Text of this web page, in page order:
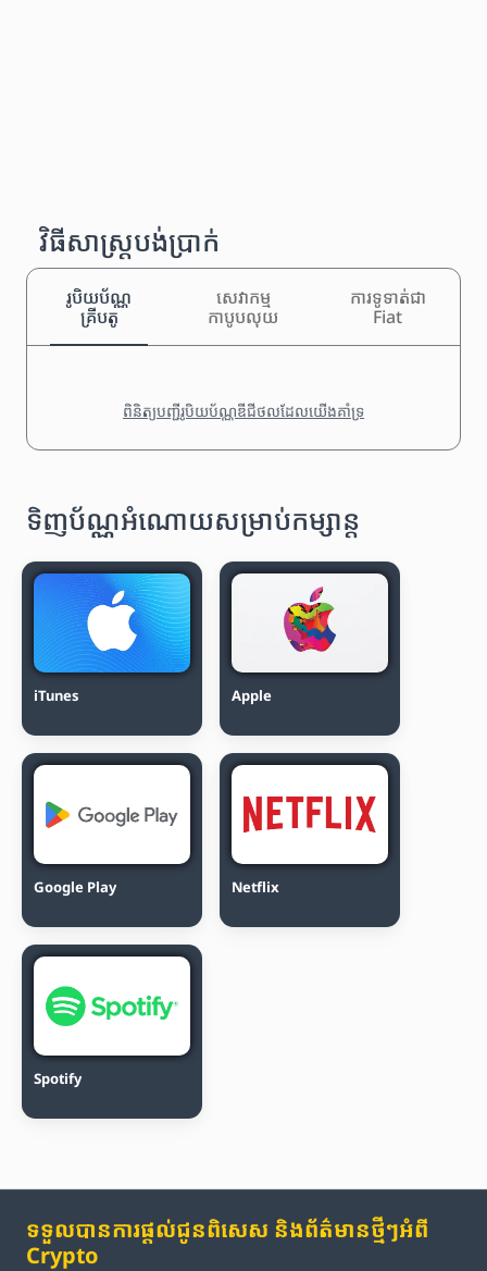
វិធីសាស្រ្តបង់ប្រាក់
រូបិយប័ណ្ណ
គ្រីបតូ
សេវាកម្ម
កាបូបលុយ
ការទូទាត់ជា
Fiat
ពិនិត្យបញ្ជីរូបិយប័ណ្ណឌីជីថលដែលយើងគាំទ្រ
ទិញប័ណ្ណអំណោយសម្រាប់កម្សាន្ត
iTunes Apple
Google Play Netflix
Spotify
ទទួលបានការផ្តល់ជូនពិសេស និងព័ត៌មានថ្មីៗអំពី
Crypto